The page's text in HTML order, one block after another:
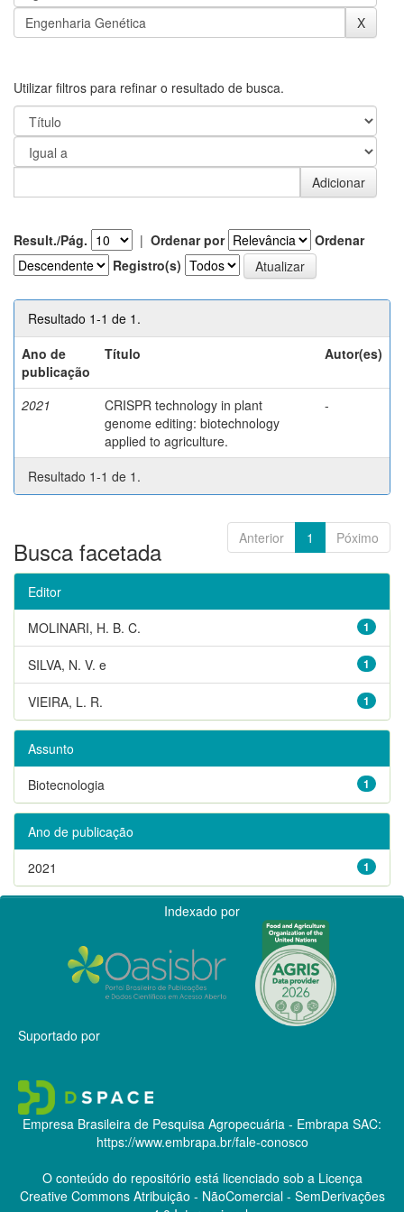
Utilizar filtros para refinar o resultado de busca.
Result./Pág. | Ordenar por
Ordenar
Registro(s)
Resultado 1-1 de 1.
Ano de
publicação
Título Autor(es)
2021
CRISPR technology in plant
genome editing: biotechnology
applied to agriculture.
-
Resultado 1-1 de 1.
Anterior 1 Póximo
Busca facetada
Editor
1
MOLINARI, H. B. C.
1
SILVA, N. V. e
1
VIEIRA, L. R.
Assunto
1
Biotecnologia
Ano de publicação
1
2021
Indexado por
Suportado por
Empresa Brasileira de Pesquisa Agropecuária - Embrapa SAC:
https://www.embrapa.br/fale-conosco
O conteúdo do repositório está licenciado sob a Licença
Creative CommonsAtribuição - NãoComercial - SemDerivações